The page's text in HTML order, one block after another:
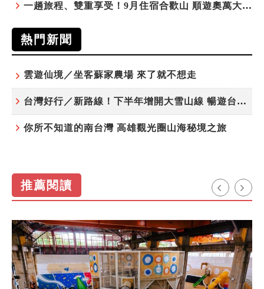
一趟旅程、雙重享受！9月住宿合歡山 順遊奧萬大10元優惠入園
熱門新聞
雲遊仙境／坐客蘇家農場 來了就不想走
台灣好行／新路線！下半年增開大雪山線 暢遊台中更便利
你所不知道的南台灣 高雄觀光圈山海秘境之旅
推薦閱讀